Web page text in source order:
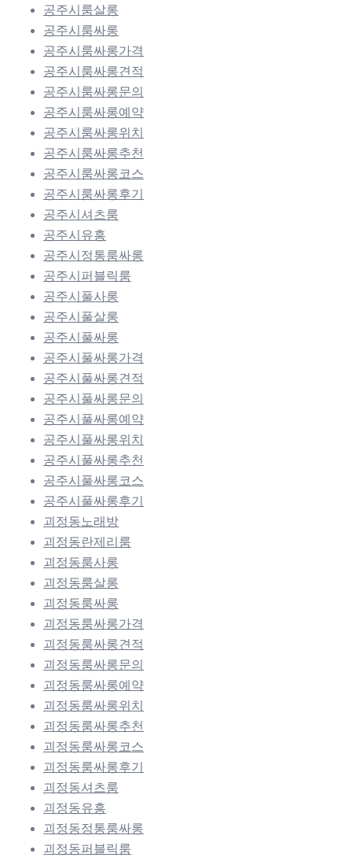
공주시룸살롱
공주시룸싸롱
공주시룸싸롱가격
공주시룸싸롱견적
공주시룸싸롱문의
공주시룸싸롱예약
공주시룸싸롱위치
공주시룸싸롱추천
공주시룸싸롱코스
공주시룸싸롱후기
공주시셔츠룸
공주시유흥
공주시정통룸싸롱
공주시퍼블릭룸
공주시풀사롱
공주시풀살롱
공주시풀싸롱
공주시풀싸롱가격
공주시풀싸롱견적
공주시풀싸롱문의
공주시풀싸롱예약
공주시풀싸롱위치
공주시풀싸롱추천
공주시풀싸롱코스
공주시풀싸롱후기
괴정동노래방
괴정동란제리룸
괴정동룸사롱
괴정동룸살롱
괴정동룸싸롱
괴정동룸싸롱가격
괴정동룸싸롱견적
괴정동룸싸롱문의
괴정동룸싸롱예약
괴정동룸싸롱위치
괴정동룸싸롱추천
괴정동룸싸롱코스
괴정동룸싸롱후기
괴정동셔츠룸
괴정동유흥
괴정동정통룸싸롱
괴정동퍼블릭룸